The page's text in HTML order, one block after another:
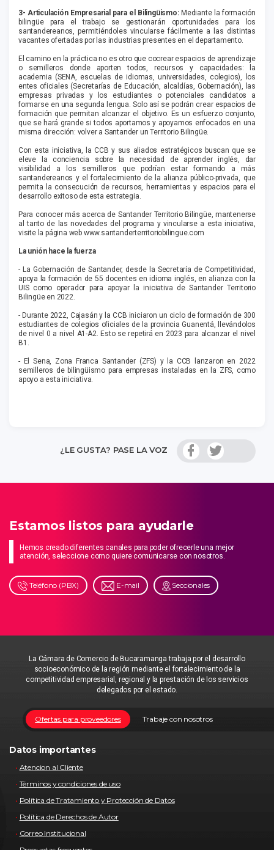
3- Articulación Empresarial para el Bilingüismo: Mediante la formación
bilingüe para el trabajo se gestionarán oportunidades para los
santandereanos, permitiéndoles vincularse fácilmente a las distintas
vacantes ofertadas por las industrias presentes en el departamento.
El camino en la práctica no es otro que cocrear espacios de aprendizaje
o semilleros donde aporten todos, recursos y capacidades: la
academia (SENA, escuelas de idiomas, universidades, colegios), los
entes oficiales (Secretarías de Educación, alcaldías, Gobernación), las
empresas privadas y los estudiantes o potenciales candidatos a
formarse en una segunda lengua. Solo así se podrán crear espacios de
formación que permitan alcanzar el objetivo. Es un esfuerzo conjunto,
que se hará grande si todos aportamos y apoyamos enfocados en una
misma dirección: volver a Santander un Territorio Bilingüe.
Con esta iniciativa, la CCB y sus aliados estratégicos buscan que se
eleve la conciencia sobre la necesidad de aprender inglés, dar
visibilidad a los semilleros que podrían estar formando a más
santandereanos y el fortalecimiento de la alianza público-privada, que
permita la consecución de recursos, herramientas y espacios para el
desarrollo exitoso de esta estrategia.
Para conocer más acerca de Santander Territorio Bilingüe, mantenerse
al tanto de las novedades del programa y vincularse a esta iniciativa,
visite la página web www.santanderterritoriobilingue.com
La unión hace la fuerza
- La Gobernación de Santander, desde la Secretaría de Competitividad,
apoya la formación de 55 docentes en idioma inglés, en alianza con la
UIS como operador para apoyar la iniciativa de Santander Territorio
Bilingüe en 2022.
- Durante 2022, Cajasán y la CCB iniciaron un ciclo de formación de 300
estudiantes de colegios oficiales de la provincia Guanentá, llevándolos
de nivel 0 a nivel A1-A2. Esto se repetirá en 2023 para alcanzar el nivel
B1.
- El Sena, Zona Franca Santander (ZFS) y la CCB lanzaron en 2022
semilleros de bilingüismo para empresas instaladas en la ZFS, como
apoyo a esta iniciativa.
¿LE GUSTA? PASE LA VOZ
Estamos listos para ayudarle
Hemos creado diferentes canales para poder ofrecerle una mejor
atención, seleccione como quiere comunicarse con nosotros.
Teléfono (PBX) E-mail Seccionales
La Cámara de Comercio de Bucaramanga trabaja por el desarrollo
socioeconómico de la región mediante el fortalecimiento de la
competitividad empresarial, regional y la prestación de los servicios
delegados por el estado.
Trabaje con nosotros
Ofertas para proveedores
Datos importantes
Atencion al Cliente
Términos y condiciones de uso
Política de Tratamiento y Protección de Datos
Política de Derechos de Autor
Correo Institucional